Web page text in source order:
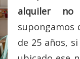
alquiler no
supongamos
de 25 años,